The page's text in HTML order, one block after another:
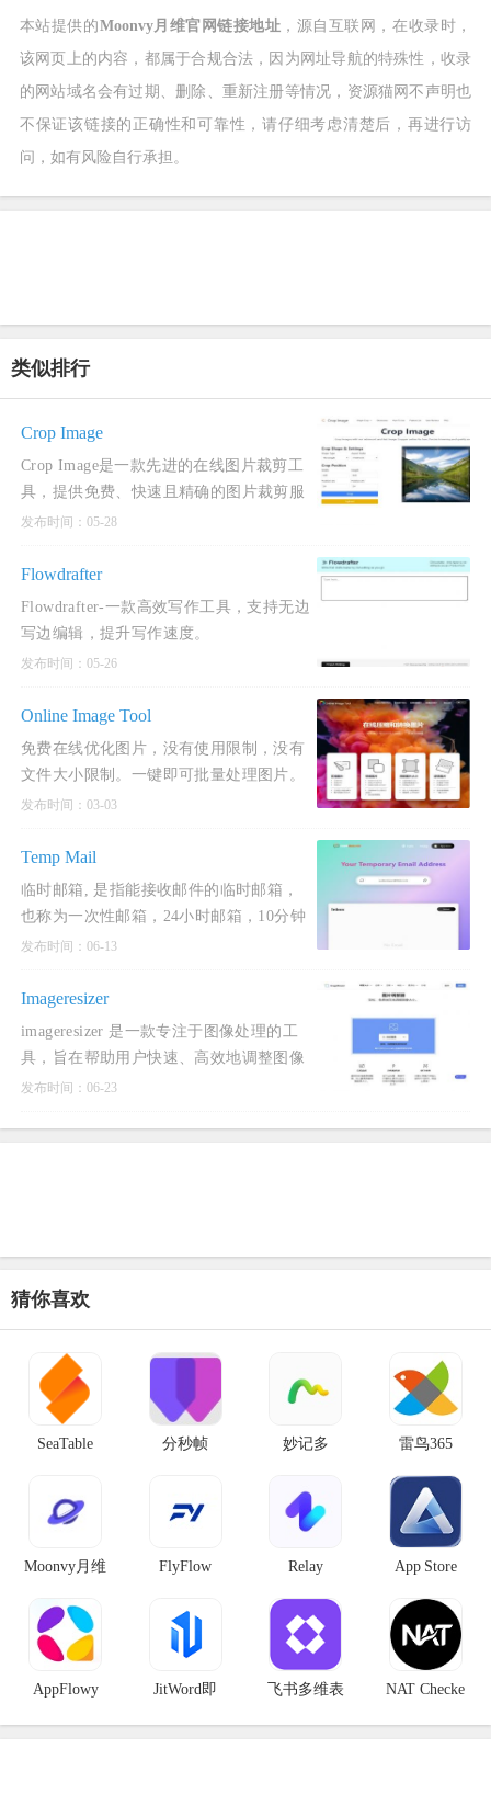
本站提供的Moonvy月维官网链接地址 ，源自互联网，在收录时，
该网页上的内容，都属于合规合法，因为网址导航的特殊性，收录
的网站域名会有过期、删除、重新注册等情况，资源猫网不声明也
不保证该链接的正确性和可靠性，请仔细考虑清楚后，再进行访
问，如有风险自行承担。
类似排行
Crop Image
Crop Image是一款先进的在线图片裁剪工
具，提供免费、快速且精确的图片裁剪服
务。
发布时间：05-28
Flowdrafter
Flowdrafter-一款高效写作工具，支持无边
写边编辑，提升写作速度。
发布时间：05-26
Online Image Tool
免费在线优化图片，没有使用限制，没有
文件大小限制。一键即可批量处理图片。
将图片压缩90％，支持PNG，JPG，
发布时间：03-03
Temp Mail
临时邮箱, 是指能接收邮件的临时邮箱，
也称为一次性邮箱，24小时邮箱，10分钟
邮箱，可丢弃邮箱，是完全匿名和安全
发布时间：06-13
Imageresizer
imageresizer 是一款专注于图像处理的工
具，旨在帮助用户快速、高效地调整图像
大小、压缩、转换格式以及进行其他图像
发布时间：06-23
猜你喜欢
SeaTable 分秒帧 妙记多 雷鸟365
Moonvy月维 FlyFlow Relay App Store
AppFlowy JitWord即 飞书多维表 NAT Checke